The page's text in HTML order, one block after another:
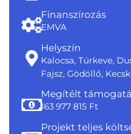
Finanszírozás
EMVA
Helyszín
Kalocsa, Túrkeve,
Fajsz, Gödöllő,
Megítélt
163 977 815 Ft
Projekt teljes